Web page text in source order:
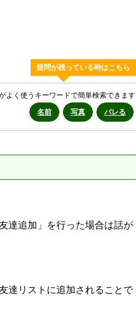
疑問が残っている時はこちら
よく使うキーワードで簡単検索できます
名前
写真 バレる
達追加」を行った場合は話が
達リストに追加されることで